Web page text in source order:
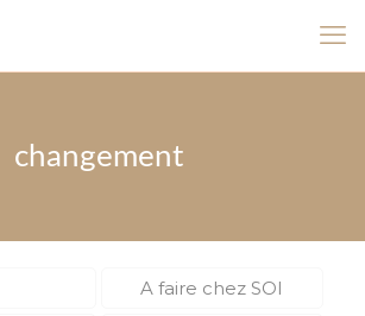
changement
A faire chez SOI